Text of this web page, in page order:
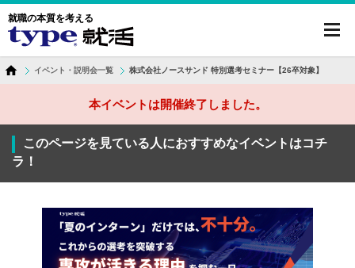
就職の本質を考える
イベント・説明会一覧 株式会社ノースサンド 特別選考セミナー【26卒対象】
本イベントは開催終了しました。
このページを見ている人におすすめなイベントはコチ
ラ！